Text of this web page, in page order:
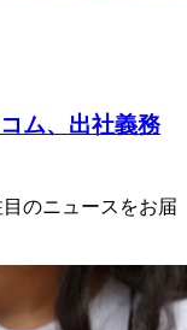
ム、出社義務
のニュースをお届